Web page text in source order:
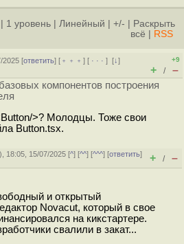
1 уровень Линейный +/-
Раскрыть
всё
RSS
2025 [ответить] [ ﹢﹢﹢] [ · · ·][↓]
+9
+ / –
компонентов построения
>? Молодцы. Тоже свои
Button.tsx.
18:05, 15/07/2025 [^] [^^] [^^^] [ответить]
+ / –
и открытый
Novacut, который в свое
на кикстартере.
свалили в закат...